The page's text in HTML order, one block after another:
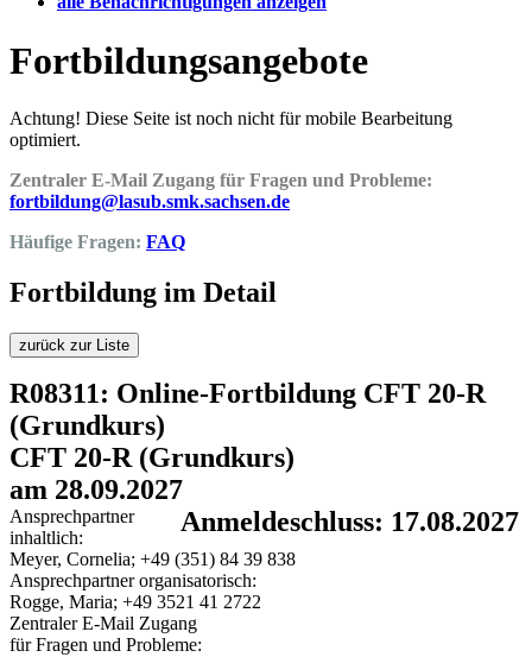
Fortbildungsangebote
Achtung! Diese Seite ist noch nicht für mobile Bearbeitung
optimiert.
Zentraler E-Mail Zugang für Fragen und Probleme:
fortbildung@lasub.smk.sachsen.de
Häufige Fragen: FAQ
Fortbildung im Detail
zurück zur Liste
R08311: Online-Fortbildung CFT 20-R
(Grundkurs)
CFT 20-R (Grundkurs)
am 28.09.2027
Anmeldeschluss: 17.08.2027
Ansprechpartner
inhaltlich:
Meyer, Cornelia; +49 (351) 84 39 838
Ansprechpartner organisatorisch:
Rogge, Maria; +49 3521 41 2722
Zentraler E-Mail Zugang
für Fragen und Probleme: